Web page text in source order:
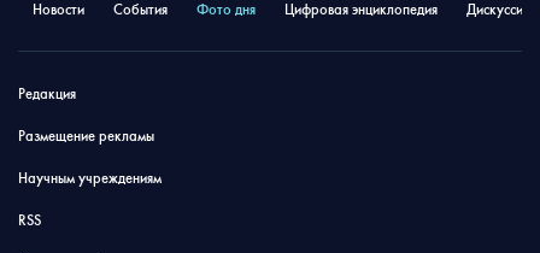
Новости События Фото дня Цифровая энциклопедия
Редакция
Размещение рекламы
Научным учреждениям
RSS